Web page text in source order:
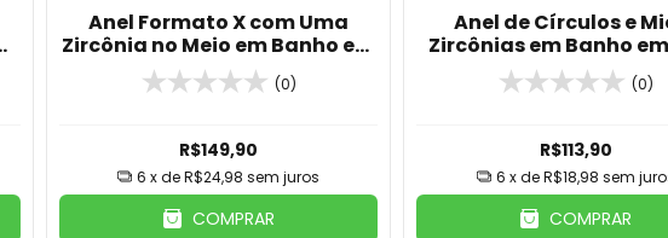
Anel Formato X com Uma
Zircônia no Meio em Banho em
Ouro 18k
(0)
R$149,90
6 x deR$24,98 sem juros
COMPRAR
Anel de Círculos e
Zircônias em Banho
18k
(0)
R$113,90
6 x deR$18,98 sem
COMPRAR